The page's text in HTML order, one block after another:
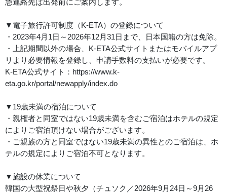
急連絡先は出発前にご案内します。
▼電子旅行許可制度（K-ETA）の登録について
・2023年4月1日～2026年12月31日まで、日本国籍の方は免除。
・上記期間以外の場合、K-ETA公式サイトまたはモバイルアプ
リより必要情報を登録し、申請手数料の支払いが必要です。
K-ETA公式サイト：https://www.k-
eta.go.kr/portal/newapply/index.do
▼19歳未満の宿泊について
・親権者と同室ではない19歳未満を含むご宿泊はホテルの規定
によりご宿泊頂けない場合がございます。
・ご親族の方と同室ではない19歳未満の異性とのご宿泊は、ホ
テルの規定によりご宿泊不可となります。
▼施設の休業について
韓国の大型祝祭日や秋夕（チュソク／2026年9月24日～9月26